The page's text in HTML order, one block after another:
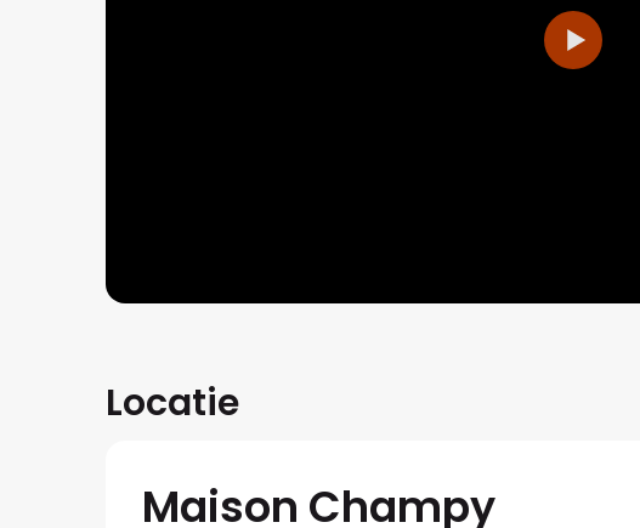
Locatie
Maison Champy